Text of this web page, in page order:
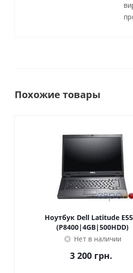
Похожие товары
Ноутбук Dell Latitude
(P8400|4GB|500HDD)
Нет в наличии
3 200грн.